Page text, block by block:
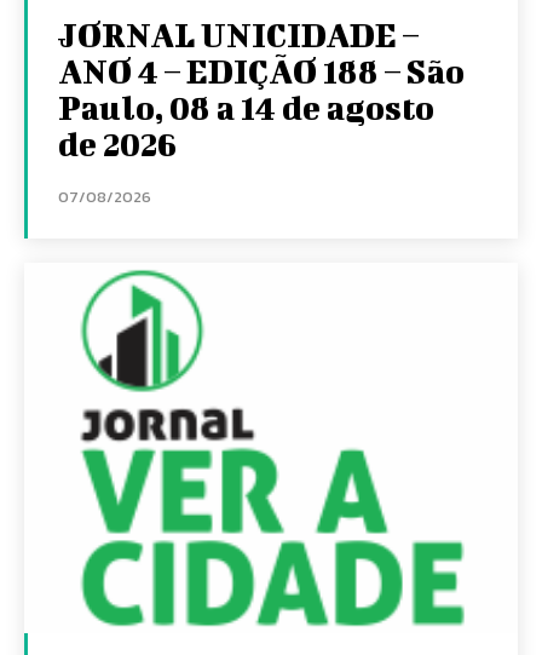
JORNAL UNICIDADE –
ANO 4 – EDIÇÃO 188 – São
Paulo, 08 a 14 de agosto
de 2026
07/08/2026